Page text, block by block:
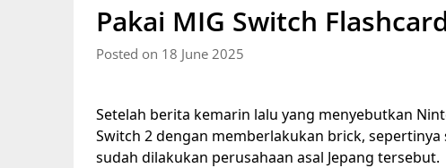
Pakai MIG Switch
Posted on 18 June 2025
Setelah berita kemarin lalu yang menyebutkan
Switch 2 dengan memberlakukan brick,
sudah dilakukan perusahaan asal Jepang tersebut.